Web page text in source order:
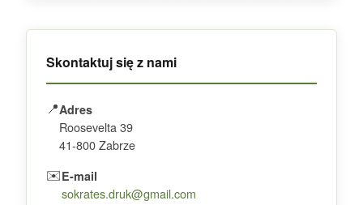
Skontaktuj się z nami
📍Adres
Roosevelta 39
41-800 Zabrze
✉️E-mail
sokrates.druk@gmail.com